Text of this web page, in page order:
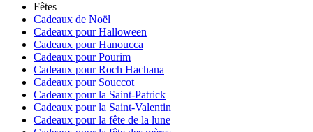
Fêtes
Cadeaux de Noël
Cadeaux pour Halloween
Cadeaux pour Hanoucca
Cadeaux pour Pourim
Cadeaux pour Roch Hachana
Cadeaux pour Souccot
Cadeaux pour la Saint-Patrick
Cadeaux pour la Saint-Valentin
Cadeaux pour la fête de la lune